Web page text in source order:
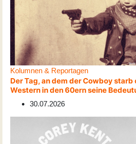
Kolumnen & Reportagen
Der Tag, an dem der Cowboy
Western in den 60ern seine
30.07.2026